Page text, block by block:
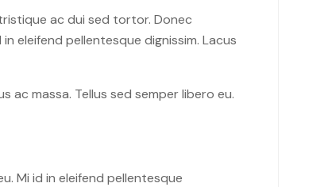
ac dui sed tortor. Donec
eleifend pellentesque dignissim. Lacus
massa. Tellus sed semper libero eu.
Mi id in eleifend pellentesque